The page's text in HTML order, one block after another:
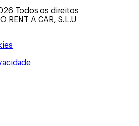
Todos os direitos
RENT A CAR, S.L.U